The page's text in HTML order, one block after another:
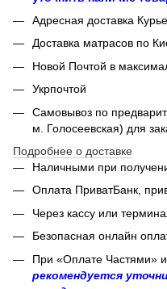
Адресная доставка
Доставка матрасов по
Новой Почтой в
Укрпочтой
Самовывоз по
м. Голосеевская) для
Подробнее о доставке
Наличными при
Оплата ПриватБанк,
Через кассу или
Безопасная онлайн
При «Оплате Частями»
рекомендуется